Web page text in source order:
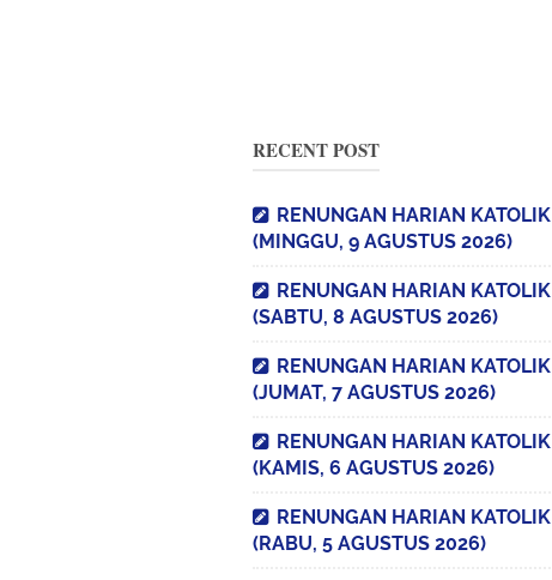
RECENT POST
RENUNGAN HARIAN KATOLIK
(MINGGU, 9 AGUSTUS 2026)
RENUNGAN HARIAN KATOLIK
(SABTU, 8 AGUSTUS 2026)
RENUNGAN HARIAN KATOLIK
(JUMAT, 7 AGUSTUS 2026)
RENUNGAN HARIAN KATOLIK
(KAMIS, 6 AGUSTUS 2026)
RENUNGAN HARIAN KATOLIK
(RABU, 5 AGUSTUS 2026)